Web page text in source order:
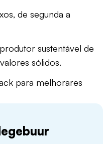
de segunda a
sustentável de
sólidos.
para melhorares